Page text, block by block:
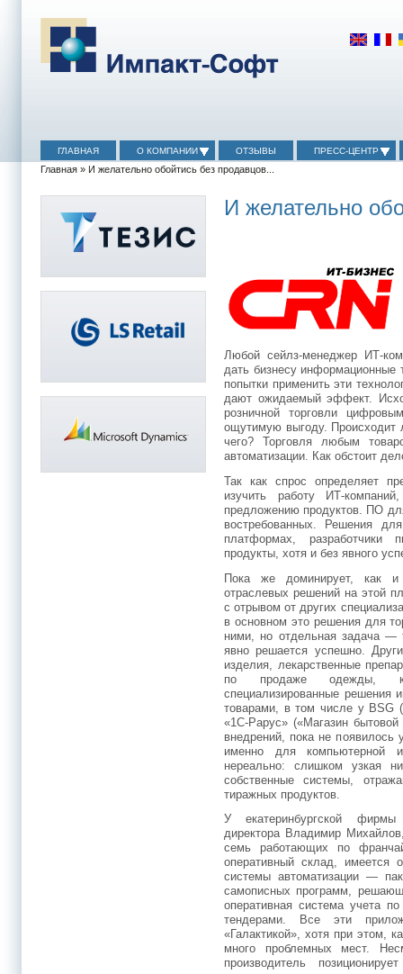
ГЛАВНАЯ О КОМПАНИИ ОТЗЫВЫ ПРЕСС-ЦЕНТР
Главная » И желательно обойтись без продавцов...
И желательно
Любой сейлз-менеджер ИТ-
дать бизнесу информационные
попытки применить эти
дают ожидаемый эффект.
розничной торговли
ощутимую выгоду. Происходит
чего? Торговля любым
автоматизации. Как обстоит
Так как спрос определяет
изучить работу ИТ-
предложению продуктов. ПО
востребованных. Решения
платформах, разработчики
продукты, хотя и без явного
Пока же доминирует, как и
отраслевых решений на этой
с отрывом от других
в основном это решения для
ними, но отдельная задача —
явно решается успешно.
изделия, лекарственные
по продаже одежды,
специализированные решения
товарами, в том числе у BSG
«1C-Рарус» («Магазин
внедрений, пока не появилось
именно для компьютерной
нереально: слишком узкая
собственные системы,
тиражных продуктов.
У екатеринбургской фирмы
директора Владимир
семь работающих по
оперативный склад,
системы автоматизации —
самописных программ,
оперативная система учета
тендерами. Все эти
«Галактикой», хотя при этом,
много проблемных мест.
производитель